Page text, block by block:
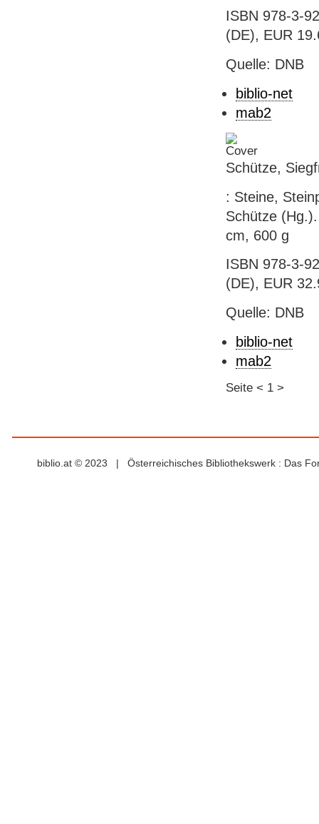
ISBN 978-3-
(DE), EUR
Quelle: DNB
biblio-net
mab2
Schütze,
: Steine,
Schütze
cm, 600 g
ISBN 978-3-
(DE), EUR
Quelle: DNB
biblio-net
mab2
Seite < 1 >
biblio.at © 2023 | Österreichisches Bibliothekswerk : Das